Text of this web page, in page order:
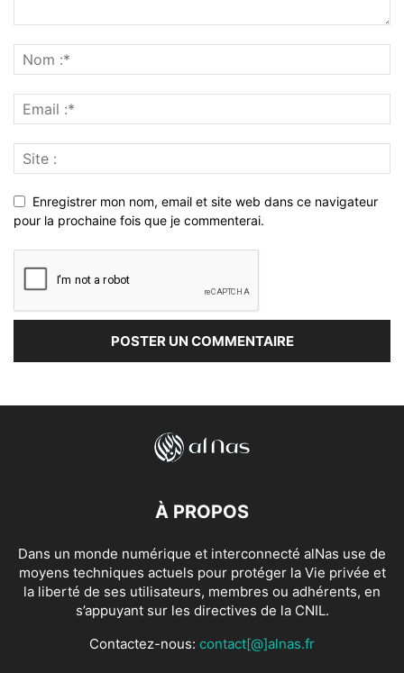
Enregistrer mon nom, email et site web dans ce navigateur
pour la prochaine fois que je commenterai.
À PROPOS
Dans un monde numérique et interconnecté alNas use de
moyens techniques actuels pour protéger la Vie privée et
la liberté de ses utilisateurs, membres ou adhérents, en
s’appuyant sur les directives de la CNIL.
Contactez-nous: contact[@]alnas.fr